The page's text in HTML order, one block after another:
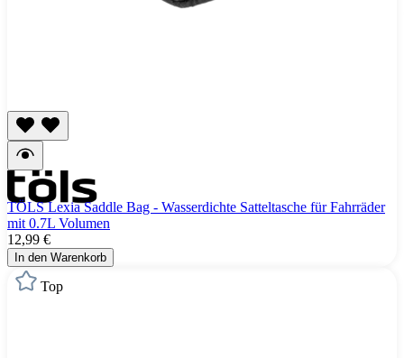
TÖLS Lexia Saddle Bag - Wasserdichte Satteltasche für Fahrräder
mit 0.7L Volumen
12,99 €
In den Warenkorb
Top